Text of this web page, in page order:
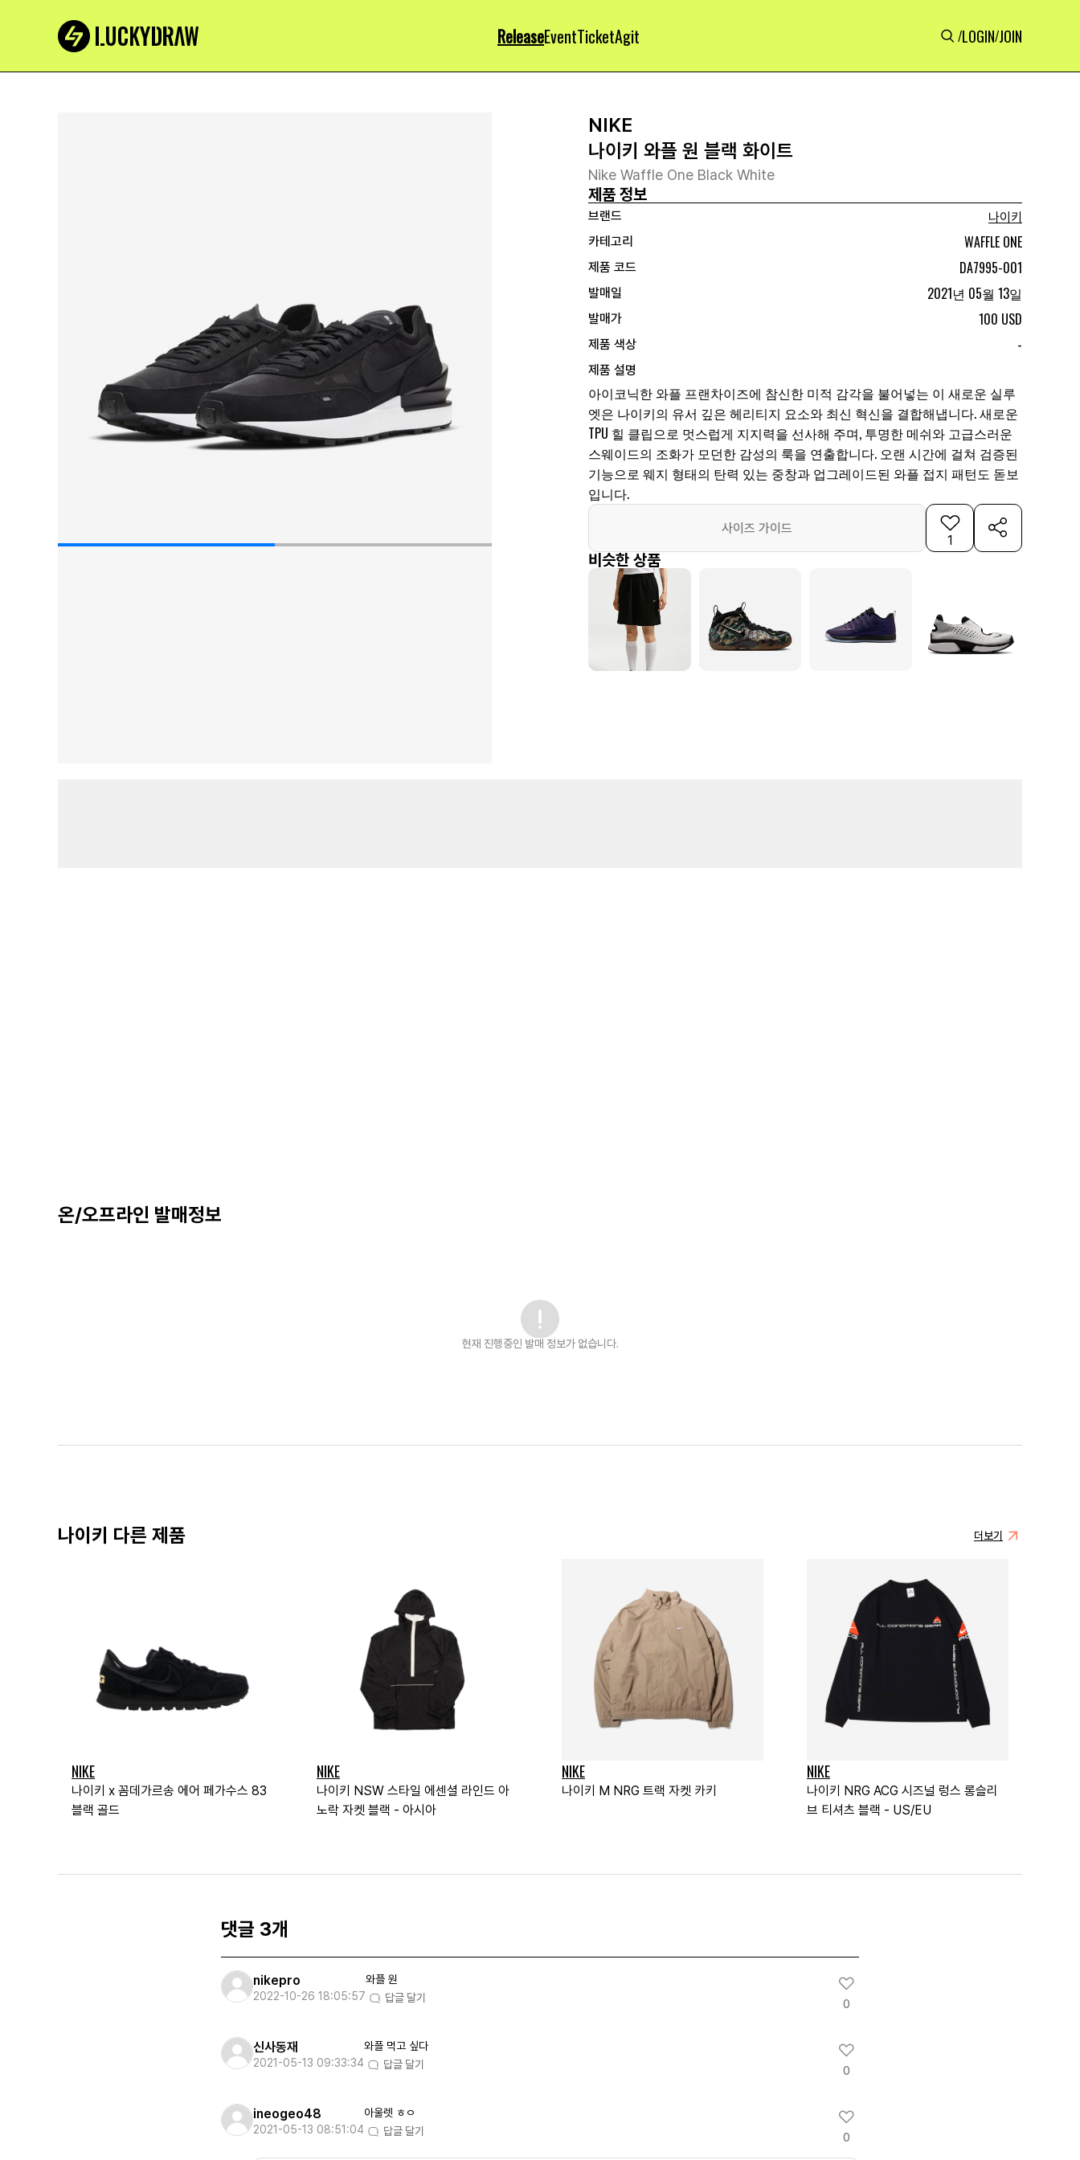
ReleaseEventTicketAgit /LOGIN/JOIN
NIKE
나이키 와플 원 블랙 화이트
Nike Waffle One Black White
제품 정보
브랜드
나이키
카테고리
WAFFLE ONE
제품 코드 DA7995-001
발매일 2021년 05월 13일
발매가 100 USD
제품 색상 -
제품 설명
아이코닉한 와플 프랜차이즈에 참신한 미적 감각을 불어넣는 이 새로운 실루
엣은 나이키의 유서 깊은 헤리티지 요소와 최신 혁신을 결합해냅니다. 새로운
TPU 힐 클립으로 멋스럽게 지지력을 선사해 주며, 투명한 메쉬와 고급스러운
스웨이드의 조화가 모던한 감성의 룩을 연출합니다. 오랜 시간에 걸쳐 검증된
기능으로 웨지 형태의 탄력 있는 중창과 업그레이드된 와플 접지 패턴도 돋보
입니다.
사이즈 가이드
1
비슷한 상품
온/오프라인 발매정보
현재 진행중인 발매 정보가 없습니다.
나이키 다른 제품 더보기
NIKE
나이키 x 꼼데가르송 에어 페가수스 83
블랙 골드
NIKE
나이키 NSW 스타일 에센셜 라인드 아
노락 자켓 블랙 - 아시아
NIKE
나이키 M NRG 트랙 자켓 카키
NIKE
나이키 NRG ACG 시즈널 렁스 롱슬리
브 티셔츠 블랙 - US/EU
댓글 3개
nikepro
2022-10-26 18:05:57
와플 원
답글 달기
0
신사동재
2021-05-13 09:33:34
와플 먹고 싶다
답글 달기
0
ineogeo48
2021-05-13 08:51:04
아울렛 ㅎㅇ
답글 달기
0